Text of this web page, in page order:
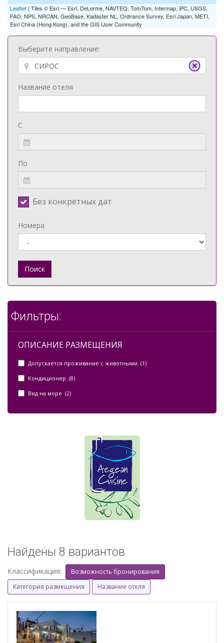
Leaflet | Tiles © Esri — Esri, DeLorme, NAVTEQ, TomTom, Intermap, iPC, USGS,
FAO, NPS, NRCAN, GeoBase, Kadaster NL, Ordnance Survey, Esri Japan, METI,
Esri China (Hong Kong), and the GIS User Community
Выберите направление:
Название отеля
С
По
Без конкретных дат
Номера
Поиск
Фильтры:
ОПИСАНИЕ РАЗМЕЩЕНИЯ
Допускается проживание с животными (1)
Кондиционер (8)
Вид на море (2)
Найдены 8 вариантов
Классификация:
Возможность бронирования
Категория размещения
Название отеля